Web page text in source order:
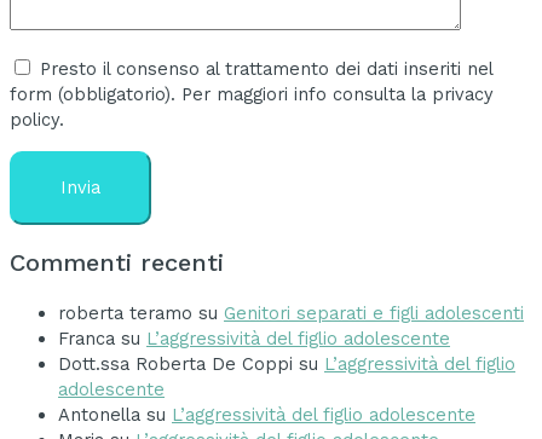
Presto il consenso al trattamento dei dati inseriti nel
form (obbligatorio). Per maggiori info consulta la privacy
policy.
Commenti recenti
roberta teramo su Genitori separati e figli adolescenti
Franca su L’aggressività del figlio adolescente
Dott.ssa Roberta De Coppi su L’aggressività del figlio
adolescente
Antonella su L’aggressività del figlio adolescente